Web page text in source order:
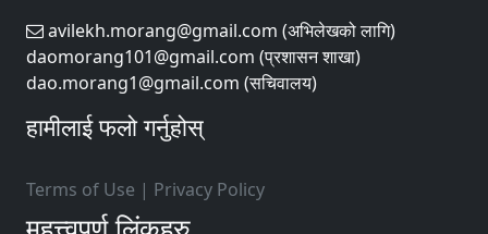
avilekh.morang@gmail.com (अभिलेखको लागि)
daomorang101@gmail.com (प्रशासन शाखा)
dao.morang1@gmail.com (सचिवालय)
हामीलाई फलो गर्नुहोस्
Terms of Use | Privacy Policy